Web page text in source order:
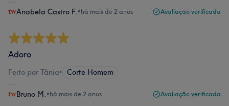
Anabela Castro F. •há mais de 2 anos Avaliação verificada
Adoro
Feito por Tânia• Corte Homem
Bruno M. •há mais de 2 anos Avaliação verificada